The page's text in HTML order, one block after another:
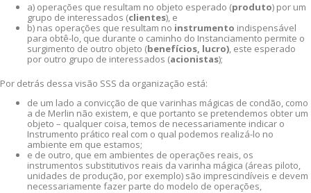
a) operações que resultam no objeto esperado (produto) por um
grupo de interessados (clientes), e
b) nas operações que resultam no instrumento indispensável
para obtê-lo, que durante o caminho do Instanciamento permite o
surgimento de outro objeto (benefícios, lucro), este esperado
por outro grupo de interessados (acionistas);
Por detrás dessa visão SSS da organização está:
de um lado a convicção de que varinhas mágicas de condão, como
a de Merlin não existem, e que portanto se pretendemos obter um
objeto – qualquer coisa, temos de necessariamente indicar o
Instrumento prático real com o qual podemos realizá-lo no
ambiente em que estamos;
e de outro, que em ambientes de operações reais, os
instrumentos substitutivos reais da varinha mágica (áreas piloto,
unidades de produção, por exemplo) são imprescindíveis e devem
necessariamente fazer parte do modelo de operações,